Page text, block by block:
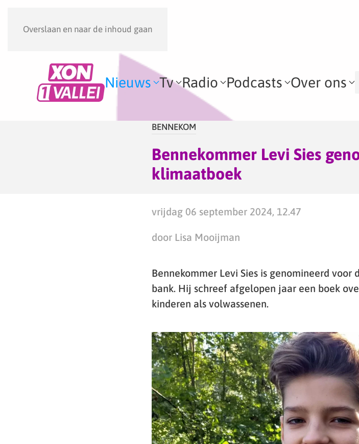
Overslaan en naar de inhoud gaan
Nieuws Tv Radio Podcasts Over ons
BENNEKOM
Bennekommer Levi Sies
klimaatboek
vrijdag 06 september 2024, 12.47
door Lisa Mooijman
Bennekommer Levi Sies is genomineerd voor
bank. Hij schreef afgelopen jaar een boek
kinderen als volwassenen.